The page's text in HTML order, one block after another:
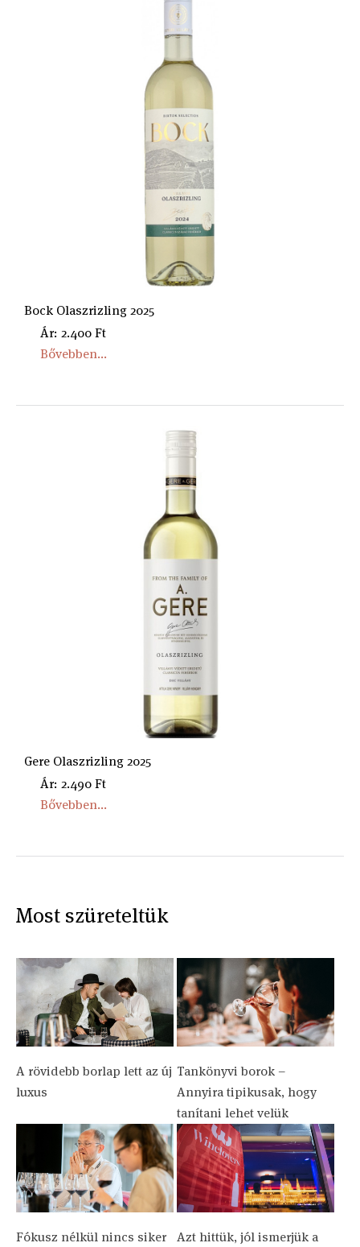
Bock Olaszrizling 2025
Ár: 2.400 Ft
Bővebben...
Gere Olaszrizling 2025
Ár: 2.490 Ft
Bővebben...
Most szüreteltük
A rövidebb borlap lett az új
luxus
Tankönyvi borok –
Annyira tipikusak, hogy
tanítani lehet velük
Fókusz nélkül nincs siker
Azt hittük, jól ismerjük a